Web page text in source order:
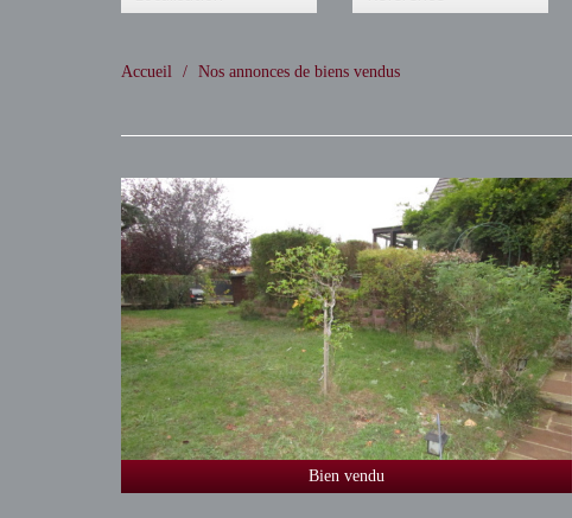
Accueil Nos annonces de biens vendus
Bien vendu